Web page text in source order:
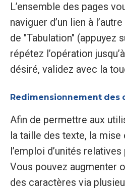
L’ensemble des pages
naviguer d’un lien à
de "Tabulation" (appuyez
répétez l’opération
désiré, validez avec la
Redimensionnement des
Afin de permettre aux
la taille des texte, la
l’emploi d’unités
Vous pouvez augmenter
des caractères via